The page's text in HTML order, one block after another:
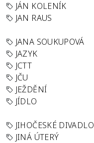
JÁN KOLENÍK
JAN RAUS
JANA SOUKUPOVÁ
JAZYK
JCTT
JČU
JEŽDĚNÍ
JÍDLO
JIHOČESKÉ DIVADLO
JINÁ ÚTERÝ